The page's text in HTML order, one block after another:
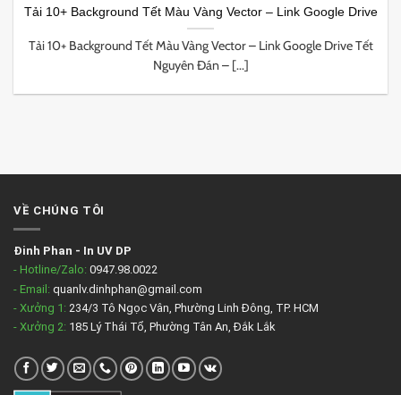
Tải 10+ Background Tết Màu Vàng Vector – Link Google Drive
Tải 10+ Background Tết Màu Vàng Vector – Link Google Drive Tết
Nguyên Đán – [...]
VỀ CHÚNG TÔI
Đinh Phan - In UV DP
- Hotline/Zalo: 0947.98.0022
- Email: quanlv.dinhphan@gmail.com
- Xưởng 1: 234/3 Tô Ngọc Vân, Phường Linh Đông, TP. HCM
- Xưởng 2: 185 Lý Thái Tổ, Phường Tân An, Đắk Lắk